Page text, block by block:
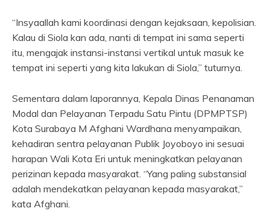
“Insyaallah kami koordinasi dengan kejaksaan, kepolisian.
Kalau di Siola kan ada, nanti di tempat ini sama seperti
itu, mengajak instansi-instansi vertikal untuk masuk ke
tempat ini seperti yang kita lakukan di Siola,” tuturnya.
Sementara dalam laporannya, Kepala Dinas Penanaman
Modal dan Pelayanan Terpadu Satu Pintu (DPMPTSP)
Kota Surabaya M Afghani Wardhana menyampaikan,
kehadiran sentra pelayanan Publik Joyoboyo ini sesuai
harapan Wali Kota Eri untuk meningkatkan pelayanan
perizinan kepada masyarakat. “Yang paling substansial
adalah mendekatkan pelayanan kepada masyarakat,”
kata Afghani.